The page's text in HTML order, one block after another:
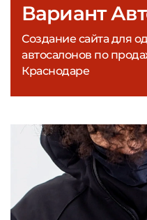
Вариант
Создание сайта для
автосалонов по
Краснодаре